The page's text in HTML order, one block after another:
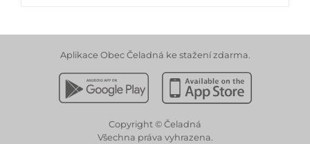
Aplikace Obec Čeladná ke stažení zdarma.
Stáhnout z Google PlayStáhnout z Apple App
Copyright © Čeladná
Všechna práva vyhrazena.